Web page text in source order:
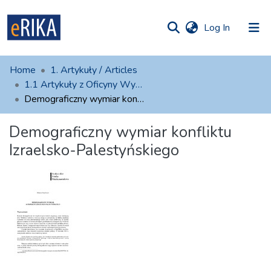
Log In (current)
UAFM
Information
For authors
Help
Contact
Home
1. Artykuły / Articles
1.1 Artykuły z Oficyny Wydawniczej AFM
Demograficzny wymiar konfliktu Izraelsko-Palestyńskiego
Demograficzny wymiar konfliktu
Izraelsko-Palestyńskiego